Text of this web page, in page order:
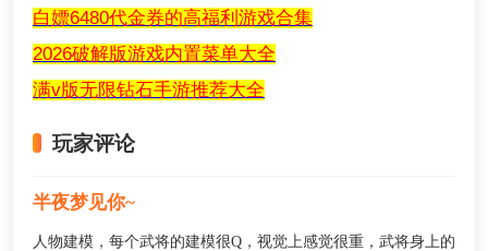
白嫖6480代金券的高福利游戏合集
2026破解版游戏内置菜单大全
满v版无限钻石手游推荐大全
玩家评论
半夜梦见你~
人物建模，每个武将的建模很Q，视觉上感觉很重，武将身上的